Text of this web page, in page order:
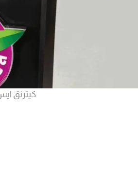
كيترنق ايس